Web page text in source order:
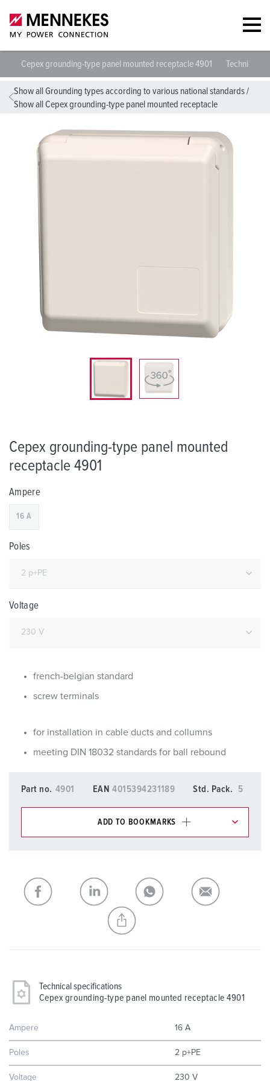
Cepex grounding-type panel mounted receptacle 4901 Technical
Show all Grounding types according to various national standards/
Show all Cepex grounding-type panel mounted receptacle
Cepex grounding-type panel mounted
receptacle 4901
Ampere
16 A
Poles
Voltage
french-belgian standard
screw terminals
for installation in cable ducts and collumns
meeting DIN 18032 standards for ball rebound
Part no. 4901 EAN 4015394231189 Std. Pack. 5
ADD TO BOOKMARKS
My list ADD
CREATE A NEW LIST
Technical specifications
Cepex grounding-type panel mounted receptacle 4901
Ampere 16 A
Poles 2 p+PE
Voltage 230 V